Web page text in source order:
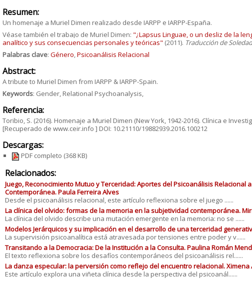
Resumen:
Un homenaje a Muriel Dimen realizado desde IARPP e IARPP-España.
Véase también el trabajo de Muriel Dimen: "¿Lapsus Linguae, o un desliz de la
analítico y sus consecuencias personales y teóricas" (2011). Traducción de
Palabras clave: Género,Psicoanálisis Relacional
Abstract:
A tribute to Muriel Dimen from IARPP & IARPP-Spain.
Keywords: Gender, Relational Psychoanalysis,
Referencia:
Toribio, S. (2016). Homenaje a Muriel Dimen (New York, 1942-2016). Clínica e
[Recuperado de www.ceir.info ] DOI: 10.21110/19882939.2016.100212
Descargas:
PDF completo (368 KB)
Relacionados:
Juego, Reconocimiento Mutuo y Terceridad: Aportes del Psicoanálisis Relacional
Contemporánea. Paula Ferreira Alves
Desde el psicoanálisis relacional, este artículo reflexiona sobre el juego ......
La clínica del olvido: formas de la memoria en la subjetividad contemporánea.
La clínica del olvido describe una mutación emergente en la memoria: no se ......
Modelos Jerárquicos y su implicación en el desarrollo de una terceridad
La supervisión psicoanalítica está atravesada por tensiones entre poder y v......
Transitando a la Democracia: De la Institución a la Consulta. Paulina Román
El texto reflexiona sobre los desafíos contemporáneos del psicoanálisis rel......
La danza especular: la perversión como reflejo del encuentro relacional. Ximena
Este artículo explora una viñeta clínica desde la perspectiva del psicoanál......